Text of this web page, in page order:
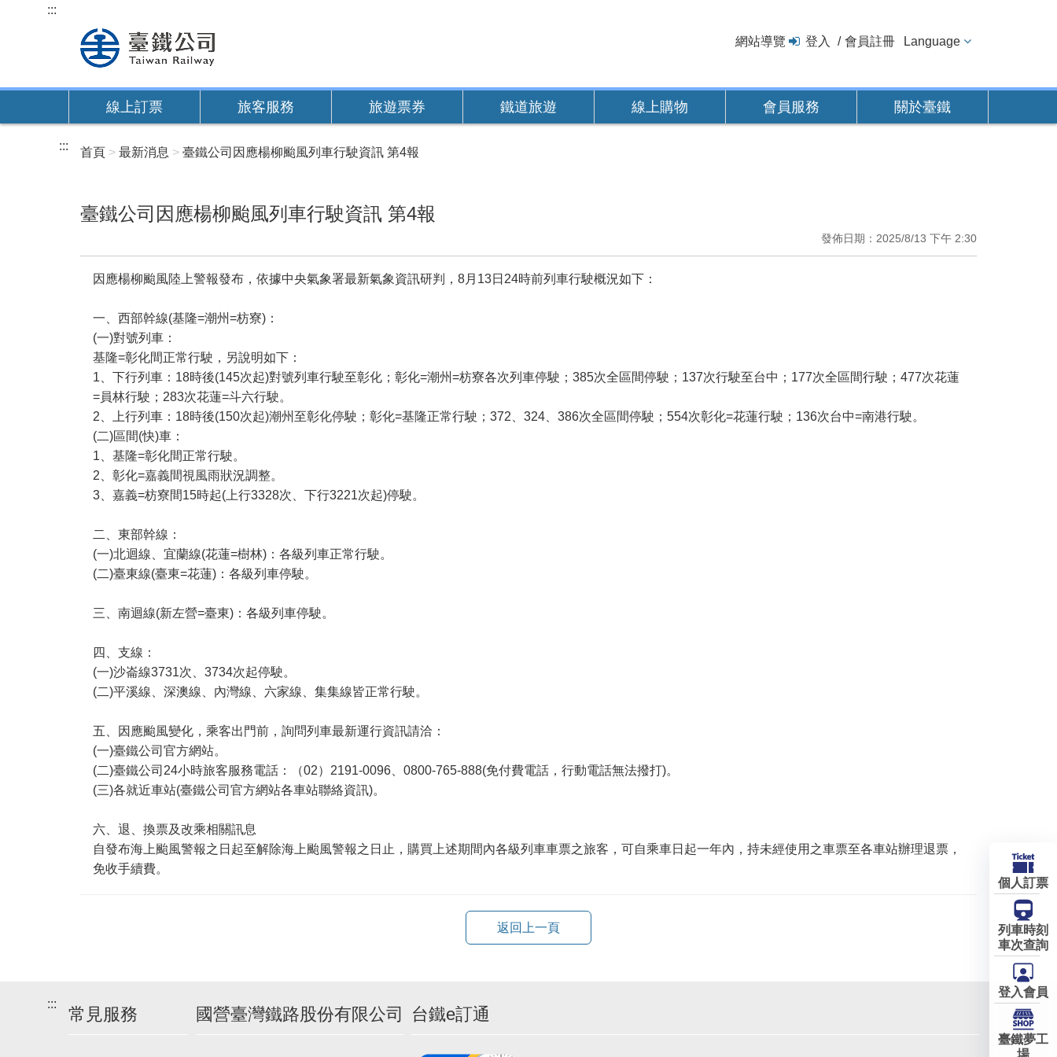
內
:::
網站導覽 登入 會員註冊 Language
線上訂票 旅客服務 旅遊票券 鐵道旅遊 線上購物 會員服務 關於臺鐵
::: 首頁 最新消息 臺鐵公司因應楊柳颱風列車行駛資訊 第4報
臺鐵公司因應楊柳颱風列車行駛資訊 第4報
發佈日期：2025/8/13 下午 2:30
因應楊柳颱風陸上警報發布，依據中央氣象署最新氣象資訊研判，8月13日24時前列車行駛概況如下：
一、西部幹線(基隆=潮州=枋寮)：
(一)對號列車：
基隆=彰化間正常行駛，另說明如下：
1、下行列車：18時後(145次起)對號列車行駛至彰化；彰化=潮州=枋寮各次列車停駛；385次全區間停駛；137次行駛至台中；177次全區間行駛；477次花蓮
=員林行駛；283次花蓮=斗六行駛。
2、上行列車：18時後(150次起)潮州至彰化停駛；彰化=基隆正常行駛；372、324、386次全區間停駛；554次彰化=花蓮行駛；136次台中=南港行駛。
(二)區間(快)車：
1、基隆=彰化間正常行駛。
2、彰化=嘉義間視風雨狀況調整。
3、嘉義=枋寮間15時起(上行3328次、下行3221次起)停駛。
二、東部幹線：
(一)北迴線、宜蘭線(花蓮=樹林)：各級列車正常行駛。
(二)臺東線(臺東=花蓮)：各級列車停駛。
三、南迴線(新左營=臺東)：各級列車停駛。
四、支線：
(一)沙崙線3731次、3734次起停駛。
(二)平溪線、深澳線、內灣線、六家線、集集線皆正常行駛。
五、因應颱風變化，乘客出門前，詢問列車最新運行資訊請洽：
(一)臺鐵公司官方網站。
(二)臺鐵公司24小時旅客服務電話：（02）2191-0096、0800-765-888(免付費電話，行動電話無法撥打)。
(三)各就近車站(臺鐵公司官方網站各車站聯絡資訊)。
六、退、換票及改乘相關訊息
自發布海上颱風警報之日起至解除海上颱風警報之日止，購買上述期間內各級列車車票之旅客，可自乘車日起一年內，持未經使用之車票至各車站辦理退票，
免收手續費。
返回上一頁
:::
常見服務 國營臺灣鐵路股份有限公司 台鐵e訂通
個人訂票
列車時刻
車次查詢
登入會員
臺鐵夢工
場